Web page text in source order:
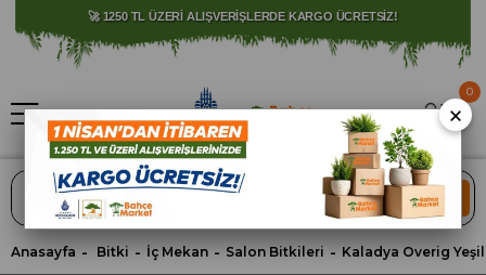
🚀 1250 TL ÜZERİ ALIŞVERİŞLERDE KARGO ÜCRETSİZ!
⚠️ SATIŞLARIMIZ YALNIZCA İSTANBUL İLİ İLE SINIRLIDIR.
ARA
0
Anasayfa Bitki İç Mekan Salon Bitkileri Kaladya Overig Yeşil
×